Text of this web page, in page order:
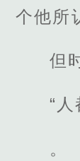
个他所
但
“
。